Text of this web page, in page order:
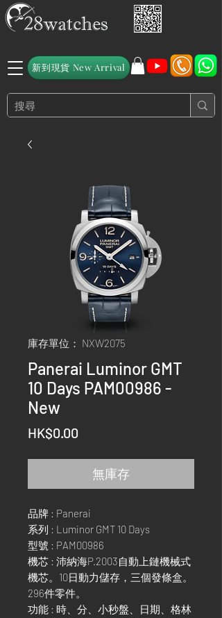
新到現貨 New Arrival
庫存單位： NXW2075
Panerai Luminor GMT
10 Days PAM00986 -
New
HK$0.00
無庫存
品牌 : Panerai
系列 : Luminor GMT 10 Days
型號 : PAM00986
機芯 : 沛納海P.2003自動上鏈機械式
機芯。10日動力儲存，三個發條盒。
296件零件。
功能 : 時、分、小秒盤、日期、格林